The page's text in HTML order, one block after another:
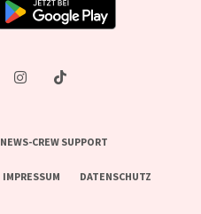
NEWS-CREW SUPPORT
IMPRESSUM DATENSCHUTZ